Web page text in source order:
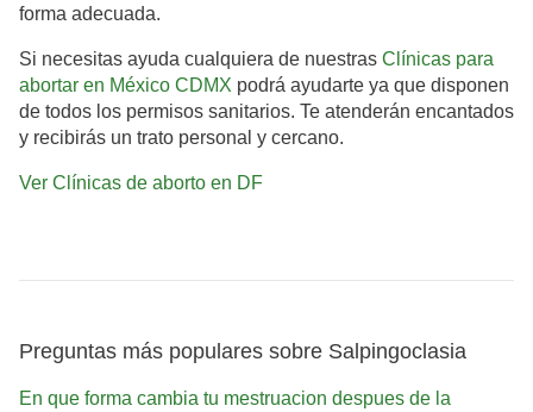
forma adecuada.
Si necesitas ayuda cualquiera de nuestras Clínicas para
abortar en México CDMX podrá ayudarte ya que disponen
de todos los permisos sanitarios. Te atenderán encantados
y recibirás un trato personal y cercano.
Ver Clínicas de aborto en DF
Preguntas más populares sobre Salpingoclasia
En que forma cambia tu mestruacion despues de la